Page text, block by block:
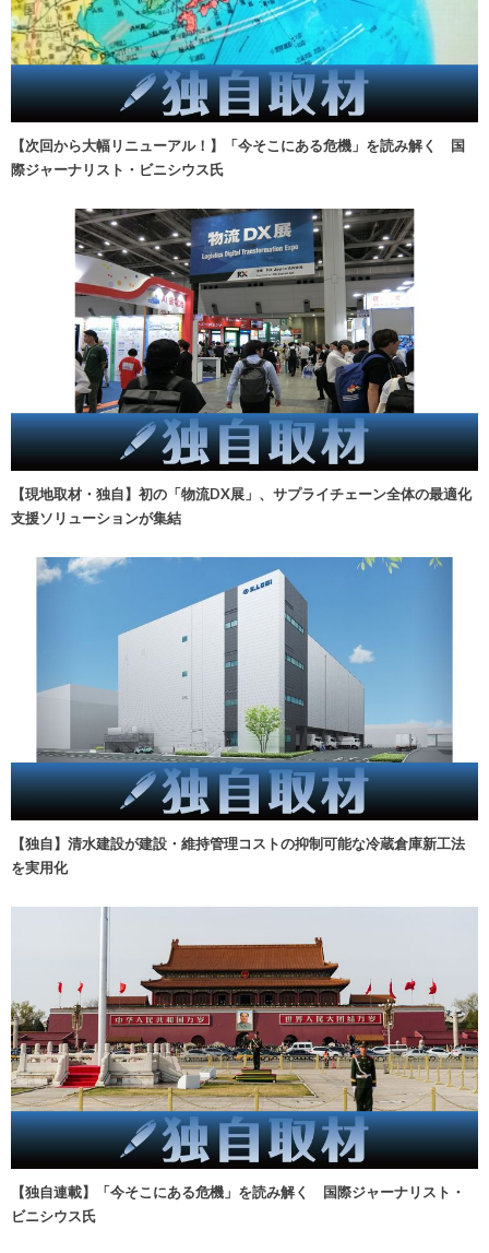
【次回から大幅リニューアル！】「今そこにある危機」を読み解く 国
際ジャーナリスト・ビニシウス氏
【現地取材・独自】初の「物流DX展」、サプライチェーン全体の最適化
支援ソリューションが集結
【独自】清水建設が建設・維持管理コストの抑制可能な冷蔵倉庫新工法
を実用化
【独自連載】「今そこにある危機」を読み解く 国際ジャーナリスト・
ビニシウス氏